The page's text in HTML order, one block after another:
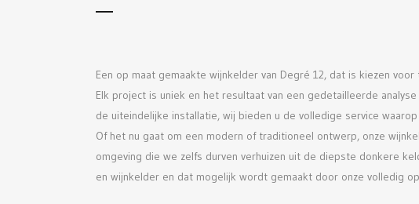
Een op maat gemaakte wijnkelder van Degré 12, dat is kiezen
Elk project is uniek en het resultaat van een gedetailleerde
de uiteindelijke installatie, wij bieden u de volledige service
Of het nu gaat om een modern of traditioneel ontwerp, onze
omgeving die we zelfs durven verhuizen uit de diepste donkere
en wijnkelder en dat mogelijk wordt gemaakt door onze volledig